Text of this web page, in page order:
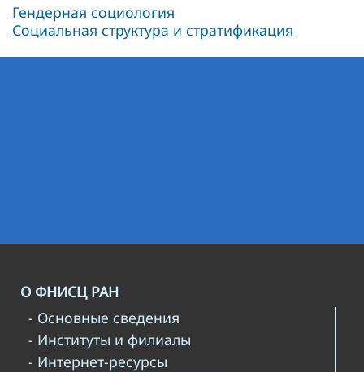
Гендерная социология
Социальная структура и стратификация
О ФНИСЦ РАН
- Основные сведения
- Институты и филиалы
- Интернет-ресурсы